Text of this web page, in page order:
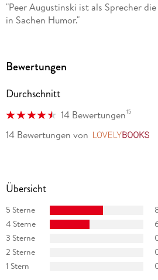
"Peer Augustinski ist als Sprecher
in Sachen Humor."
Bewertungen
Durchschnitt
14 Bewertungen15
14 Bewertungen von
Übersicht
5 Sterne
4 Sterne
3 Sterne
2 Sterne
1 Stern